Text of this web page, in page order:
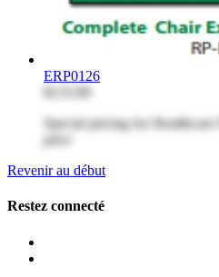
ERP0126
$133.89
Special pricing for Healthcare
price
Revenir au début
Restez connecté